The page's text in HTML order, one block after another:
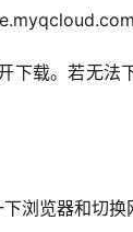
下载。若无
浏览器和切换